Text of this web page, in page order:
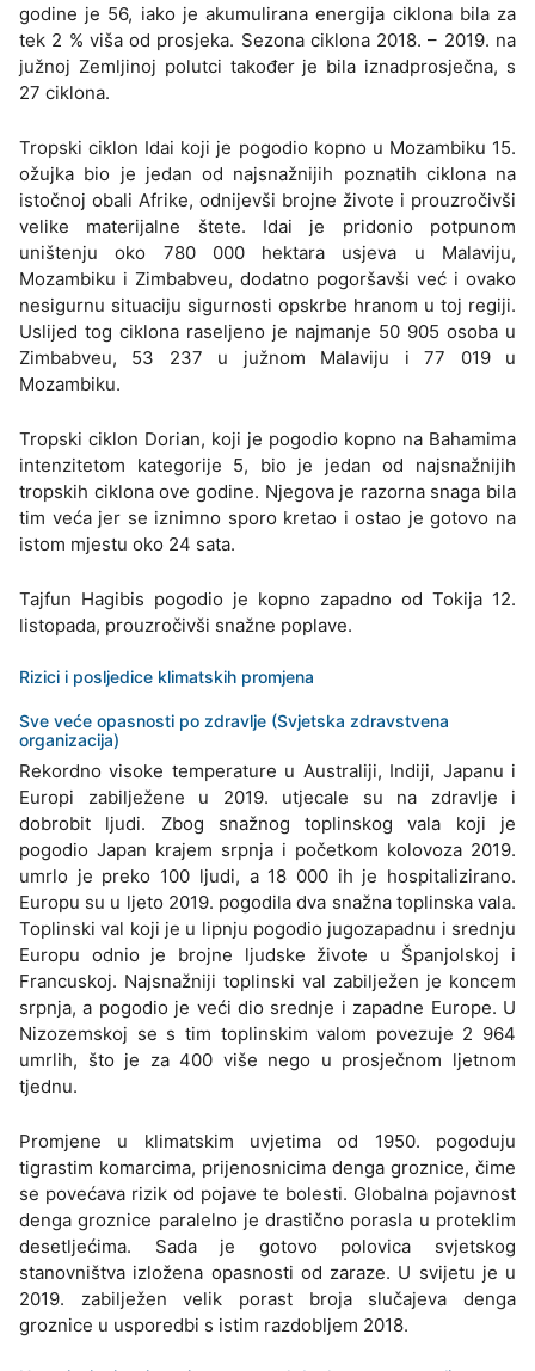
godine je 56, iako je akumulirana energija ciklona bila za
tek 2 % viša od prosjeka. Sezona ciklona 2018. – 2019. na
južnoj Zemljinoj polutci također je bila iznadprosječna, s
27 ciklona.
Tropski ciklon Idai koji je pogodio kopno u Mozambiku 15.
ožujka bio je jedan od najsnažnijih poznatih ciklona na
istočnoj obali Afrike, odnijevši brojne živote i prouzročivši
velike materijalne štete. Idai je pridonio potpunom
uništenju oko 780 000 hektara usjeva u Malaviju,
Mozambiku i Zimbabveu, dodatno pogoršavši već i ovako
nesigurnu situaciju sigurnosti opskrbe hranom u toj regiji.
Uslijed tog ciklona raseljeno je najmanje 50 905 osoba u
Zimbabveu, 53 237 u južnom Malaviju i 77 019 u
Mozambiku.
Tropski ciklon Dorian, koji je pogodio kopno na Bahamima
intenzitetom kategorije 5, bio je jedan od najsnažnijih
tropskih ciklona ove godine. Njegova je razorna snaga bila
tim veća jer se iznimno sporo kretao i ostao je gotovo na
istom mjestu oko 24 sata.
Tajfun Hagibis pogodio je kopno zapadno od Tokija 12.
listopada, prouzročivši snažne poplave.
Rizici i posljedice klimatskih promjena
Sve veće opasnosti po zdravlje (Svjetska zdravstvena
organizacija)
Rekordno visoke temperature u Australiji, Indiji, Japanu i
Europi zabilježene u 2019. utjecale su na zdravlje i
dobrobit ljudi. Zbog snažnog toplinskog vala koji je
pogodio Japan krajem srpnja i početkom kolovoza 2019.
umrlo je preko 100 ljudi, a 18 000 ih je hospitalizirano.
Europu su u ljeto 2019. pogodila dva snažna toplinska vala.
Toplinski val koji je u lipnju pogodio jugozapadnu i srednju
Europu odnio je brojne ljudske živote u Španjolskoj i
Francuskoj. Najsnažniji toplinski val zabilježen je koncem
srpnja, a pogodio je veći dio srednje i zapadne Europe. U
Nizozemskoj se s tim toplinskim valom povezuje 2 964
umrlih, što je za 400 više nego u prosječnom ljetnom
tjednu.
Promjene u klimatskim uvjetima od 1950. pogoduju
tigrastim komarcima, prijenosnicima denga groznice, čime
se povećava rizik od pojave te bolesti. Globalna pojavnost
denga groznice paralelno je drastično porasla u proteklim
desetljećima. Sada je gotovo polovica svjetskog
stanovništva izložena opasnosti od zaraze. U svijetu je u
2019. zabilježen velik porast broja slučajeva denga
groznice u usporedbi s istim razdobljem 2018.